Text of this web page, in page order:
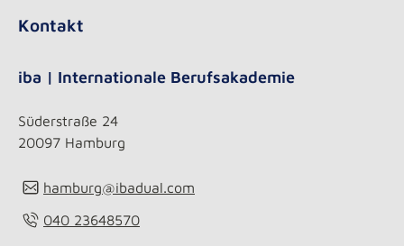
Kontakt
iba | Internationale Berufsakademie
Süderstraße 24
20097 Hamburg
hamburg@ibadual.com
040 23648570